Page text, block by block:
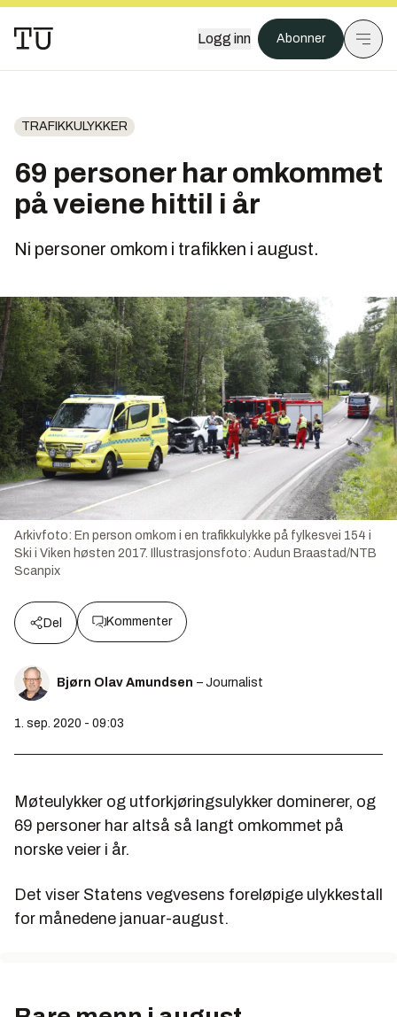
Logg inn Abonner
TRAFIKKULYKKER
69 personer har omkommet
på veiene hittil i år
Ni personer omkom i trafikken i august.
Arkivfoto: En person omkom i en trafikkulykke på fylkesvei 154 i
Ski i Viken høsten 2017.
Illustrasjonsfoto: Audun Braastad/NTB
Scanpix
Del Kommenter
Bjørn Olav Amundsen – Journalist
1. sep. 2020 - 09:03
Møteulykker og utforkjøringsulykker dominerer, og
69 personer har altså så langt omkommet på
norske veier i år.
Det viser Statens vegvesens foreløpige ulykkestall
for månedene januar-august.